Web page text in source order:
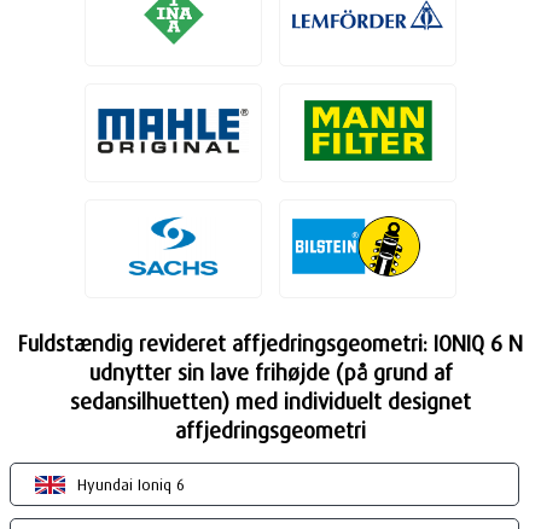
Fuldstændig revideret affjedringsgeometri: IONIQ 6 N
udnytter sin lave frihøjde (på grund af
sedansilhuetten) med individuelt designet
affjedringsgeometri
Hyundai Ioniq 6